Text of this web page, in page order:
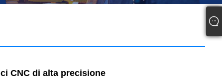
CNC di alta precisione